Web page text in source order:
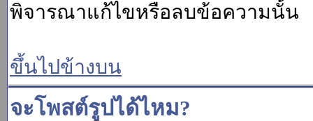
พิจารณาแก้ไขหรือลบข้อความนั้น
ขึ้นไปข้างบน
จะโพสต์รูปได้ไหม?